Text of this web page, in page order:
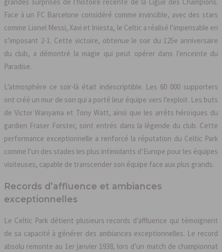
grandes surprises de l’histoire récente de la Ligue des Champions.
Face à un FC Barcelone considéré comme invincible, avec des stars
comme Lionel Messi, Xavi et Iniesta, le Celtic a réalisé l’impensable en
s’imposant 2-1. Cette victoire, obtenue le soir du 125e anniversaire
du club, a démontré la magie qui peut opérer dans l’enceinte du
Paradise.
L’atmosphère ce soir-là était indescriptible. Les 60 000 supporters
ont créé un mur de son qui a porté leur équipe vers l’exploit. Les buts
de Victor Wanyama et Tony Watt, ainsi que les arrêts héroïques du
gardien Fraser Forster, sont entrés dans la légende du club. Cette
performance exceptionnelle a renforcé la réputation du Celtic Park
comme l’un des stades les plus intimidants d’Europe pour les équipes
visiteuses, capable de transcender son équipe face aux plus grands.
Records d’affluence et ambiances
exceptionnelles
Le Celtic Park détient plusieurs records d’affluence qui témoignent
de sa capacité à générer des ambiances exceptionnelles. Le record
absolu remonte au 1er janvier 1938, lors d’un match de championnat